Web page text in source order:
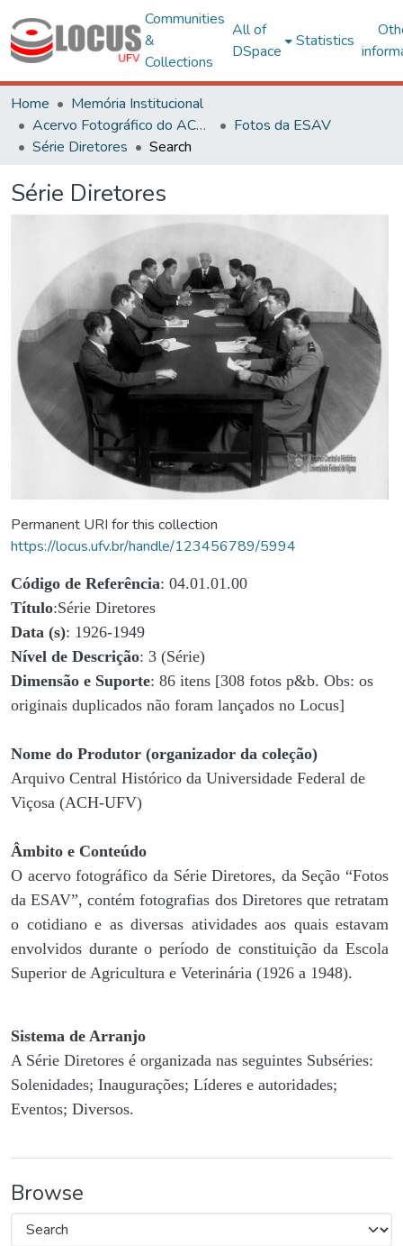
Communities
&
Collections
All of
DSpace
Statistics
Home
Memória Institucional
Acervo Fotográfico do ACH-UFV
Fotos da ESAV
Série Diretores
Search
Série Diretores
Permanent URI for this collection
https://locus.ufv.br/handle/123456789/5994
Código de Referência: 04.01.01.00
Título:Série Diretores
Data (s): 1926-1949
Nível de Descrição: 3 (Série)
Dimensão e Suporte: 86 itens [308 fotos p&b. Obs: os
originais duplicados não foram lançados no Locus]
Nome do Produtor (organizador da coleção)
Arquivo Central Histórico da Universidade Federal de
Viçosa (ACH-UFV)
Âmbito e Conteúdo
O acervo fotográfico da Série Diretores, da Seção “Fotos
da ESAV”, contém fotografias dos Diretores que retratam
o cotidiano e as diversas atividades aos quais estavam
envolvidos durante o período de constituição da Escola
Superior de Agricultura e Veterinária (1926 a 1948).
Sistema de Arranjo
A Série Diretores é organizada nas seguintes Subséries:
Solenidades; Inaugurações; Líderes e autoridades;
Eventos; Diversos.
Browse